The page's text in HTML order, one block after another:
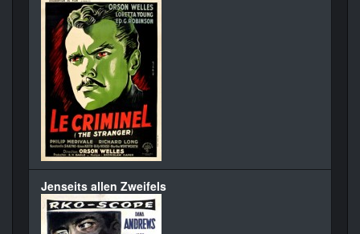
Jenseits allen Zweifels